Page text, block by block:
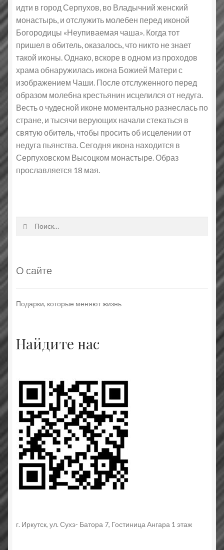
идти в город Серпухов, во Владычний женский
монастырь, и отслужить молебен перед иконой
Богородицы «Неупиваемая чаша». Когда тот
пришел в обитель, оказалось, что никто не знает
такой иконы. Однако, вскоре в одном из проходов
храма обнаружилась икона Божией Матери с
изображением Чаши. После отслуженного перед
образом молебна крестьянин исцелился от недуга.
Весть о чудесной иконе моментально разнеслась по
стране, и тысячи верующих начали стекаться в
святую обитель, чтобы просить об исцелении от
недуга пьянства. Сегодня икона находится в
Серпуховском Высоцком монастыре. Образ
прославляется 18 мая.
О сайте
Подарки, которые меняют жизнь
Найдите нас
г. Иркутск, ул. Сухэ- Батора 7, Гостиница Ангара 1 этаж